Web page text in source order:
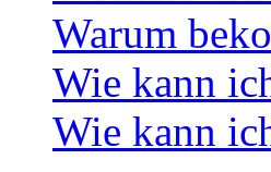
Warum
Wie kann
Wie kann